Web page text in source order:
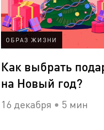
ОБРАЗ ЖИЗНИ
Как выбрать
на Новый год?
16 декабря 5 мин